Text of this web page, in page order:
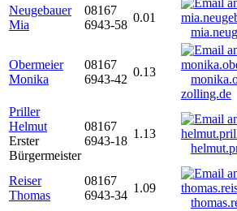
Neugebauer
Mia
08167
6943-58
0.01
Obermeier
Monika
08167
6943-42
0.13
zolling.de
Priller
Helmut
Erster
Bürgermeister
08167
6943-18
1.13
Reiser
Thomas
08167
6943-34
1.09